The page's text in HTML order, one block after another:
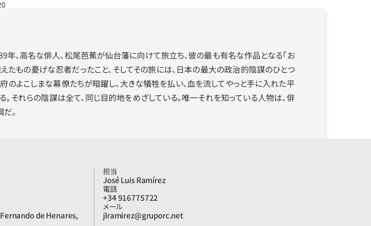
年、高名な俳人、松尾芭蕉が仙台藩に向けて旅立ち、彼の最も有名な作品となる「お
たもの憂げな忍者だったこと、そしてその旅には、日本の最大の政治的陰謀のひとつ
よこしまな幕僚たちが暗躍し、大きな犠牲を払い、血を流してやっと手に入れた平
それらの陰謀は全て、同じ目的地をめざしている。唯一それを知っている人物は、俳
。
de Henares,
担当
José Luis Ramírez
電話
+34 916775722
メール
jlramirez@gruporc.net